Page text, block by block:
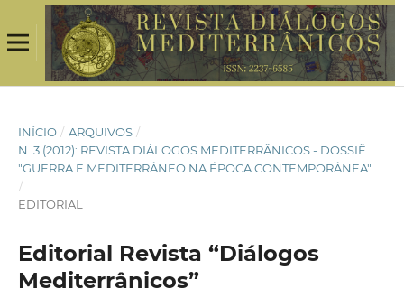
INÍCIO / ARQUIVOS /
N. 3 (2012): REVISTA DIÁLOGOS MEDITERRÂNICOS - DOSSIÊ
"GUERRA E MEDITERRÂNEO NA ÉPOCA CONTEMPORÂNEA"
/
EDITORIAL
Editorial Revista “Diálogos
Mediterrânicos”